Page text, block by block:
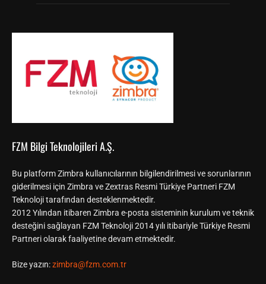
FZM Bilgi Teknolojileri A.Ş.
Bu platform Zimbra kullanıcılarının bilgilendirilmesi ve sorunlarının
giderilmesi için Zimbra ve Zextras Resmi Türkiye Partneri FZM
Teknoloji tarafından desteklenmektedir.
2012 Yılından itibaren Zimbra e-posta sisteminin kurulum ve teknik
desteğini sağlayan FZM Teknoloji 2014 yılı itibariyle Türkiye Resmi
Partneri olarak faaliyetine devam etmektedir.
Bize yazın:zimbra@fzm.com.tr